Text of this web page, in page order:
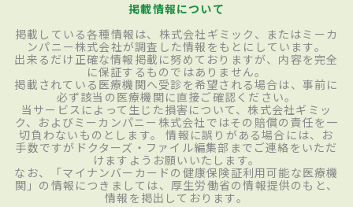
掲載情報について
掲載している各種情報は、株式会社ギミック、またはミーカ
ンパニー株式会社が調査した情報をもとにしています。
出来るだけ正確な情報掲載に努めておりますが、内容を完全
に保証するものではありません。
掲載されている医療機関へ受診を希望される場合は、事前に
必ず該当の医療機関に直接ご確認ください。
当サービスによって生じた損害について、株式会社ギミッ
ク、およびミーカンパニー株式会社ではその賠償の責任を一
切負わないものとします。 情報に誤りがある場合には、お
手数ですがドクターズ・ファイル編集部までご連絡をいただ
けますようお願いいたします。
なお、「マイナンバーカードの健康保険証利用可能な医療機
関」の情報につきましては、厚生労働省の情報提供のもと、
情報を掲出しております。